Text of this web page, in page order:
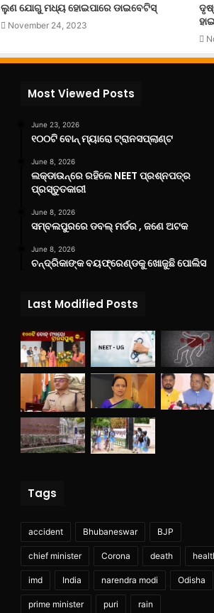
ଲୁଣ ଯୋଗୁ ମଧ୍ୟ ହୋଇପାରେ ଡାଇବେଟିସ୍
November 24, 2023
Most Viewed Posts
June 23, 2026
୧୦୦ଟି ବୋନ୍ ମ୍ୟାରୋ ଟ୍ରାନସପ୍ଲାଣ୍ଟ
June 8, 2026
ଲକ୍‌ଡାଉନ୍‌ରେ ରହିଲେ NEET ପ୍ରଶ୍ନପତ୍ର
ପ୍ରସ୍ତୁତକାରୀ
June 8, 2026
ସମ୍ବଲପୁରରେ ଡବଲ୍ ମର୍ଡର , ଜଣେ ଅଟକ
June 8, 2026
ଚନ୍ଦ୍ରିକାଙ୍କ ବୟଫ୍ରେଣ୍ଡକୁ ଖୋଜୁଛି ପୋଲିସ
Last Modified Posts
Tags
accident Bhubaneswar BJP
chief minister Corona death
imd India narendra modi Odisha
prime minister puri rain